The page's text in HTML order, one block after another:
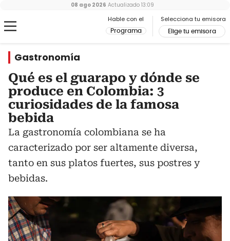
Hable con el
Programa
Selecciona tu emisora
Elige tu emisora
08 ago 2026 Actualizado 13:09
Gastronomía
Qué es el guarapo y dónde se
produce en Colombia: 3
curiosidades de la famosa
bebida
La gastronomía colombiana se ha
caracterizado por ser altamente diversa,
tanto en sus platos fuertes, sus postres y
bebidas.